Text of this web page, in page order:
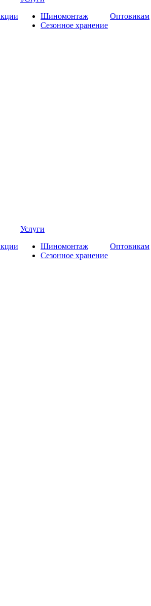
Шиномонтаж
Сезонное хранение
Оптовикам
Услуги
Шиномонтаж
Сезонное хранение
Оптовикам